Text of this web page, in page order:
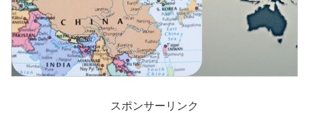
スポンサーリンク